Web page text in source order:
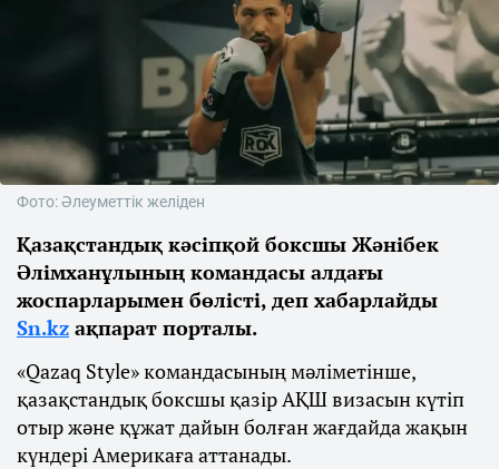
Фото: Әлеуметтік желіден
Қазақстандық кәсіпқой боксшы Жәнібек
Әлімханұлының командасы алдағы
жоспарларымен бөлісті, деп хабарлайды
Sn.kz ақпарат порталы.
«Qazaq Style» командасының мәліметінше,
қазақстандық боксшы қазір АҚШ визасын күтіп
отыр және құжат дайын болған жағдайда жақын
күндері Америкаға аттанады.